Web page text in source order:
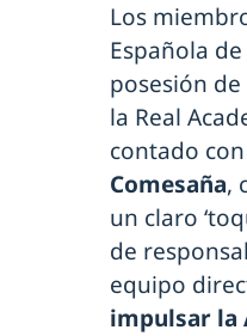
Los
Española
posesión
la Real
contado
Comesaña,
un claro
de
equipo
impulsar la